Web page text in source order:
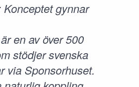
gynnar
en av över 500
stödjer svenska
via Sponsorhuset.